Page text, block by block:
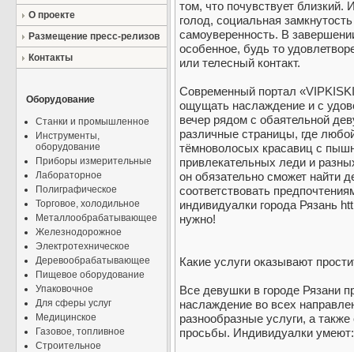
О проекте
Размещение пресс-релизов
Контакты
Оборудование
Станки и промышленное
Инструменты,
оборудование
Приборы измерительные
Лабораторное
Полиграфическое
Торговое, холодильное
Металлообрабатывающее
Железнодорожное
Электротехническое
Деревообрабатывающее
Пищевое оборудование
Упаковочное
Для сферы услуг
Медицинское
Газовое, топливное
Строительное
том, что почувствует близкий.
голод, социальная
самоуверенность. В
особенное, будь то
или телесный контакт.
Современный портал
ощущать наслаждение и с
вечер рядом с обаятельной
различные страницы, где
тёмноволосых красавиц с
привлекательных леди и
он обязательно сможет найти
соответствовать
индивидуалки города Рязань
нужно!
Какие услуги оказывают
Все девушки в городе Рязани
наслаждение во всех
разнообразные услуги, а
просьбы. Индивидуалки умеют: